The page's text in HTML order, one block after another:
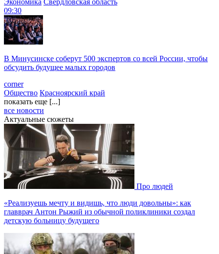
09:30
В Минусинске соберут 500 экспертов со всей России, чтобы
обсудить будущее малых городов
corner
Общество Красноярский край
показать еще [...]
все новости
Актуальные сюжеты
Про людей
«Реализуешь мечту и видишь, что люди довольны»: как
главврач Антон Рыжий из обычной поликлиники создал
детскую больницу будущего